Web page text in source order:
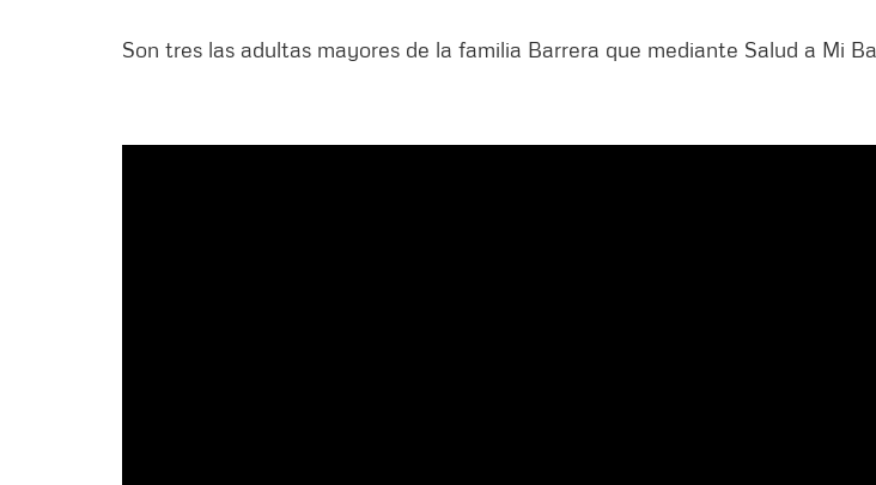
Son tres las adultas mayores de la familia Barrera que mediante Salud a Mi